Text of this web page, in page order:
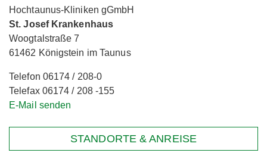
Hochtaunus-Kliniken gGmbH
St. Josef Krankenhaus
Woogtalstraße 7
61462 Königstein im Taunus
Telefon 06174 / 208-0
Telefax 06174 / 208 -155
E-Mail senden
STANDORTE & ANREISE